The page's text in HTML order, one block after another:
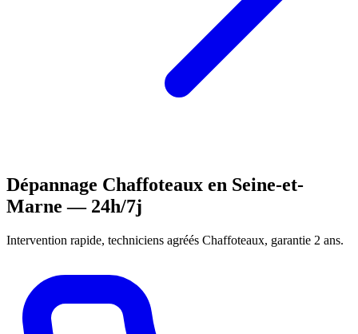
Dépannage Chaffoteaux en Seine-et-
Marne — 24h/7j
Intervention rapide, techniciens agréés Chaffoteaux, garantie 2 ans.